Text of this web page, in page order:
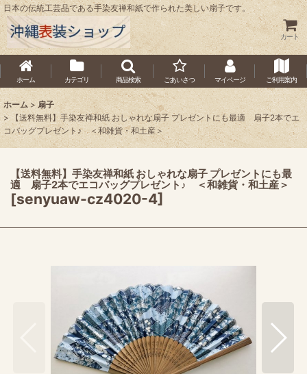
日本の伝統工芸品である手染友禅和紙で作られた美しい扇子です。
カート
ホーム カテゴリ 商品検索 ごあいさつ マイページ ご利用案内
ホーム > 扇子
> 【送料無料】手染友禅和紙 おしゃれな扇子 プレゼントにも最適 扇子2本でエ
コバッグプレゼント♪ ＜和雑貨・和土産＞
【送料無料】手染友禅和紙 おしゃれな扇子 プレゼントにも最
適 扇子2本でエコバッグプレゼント♪ ＜和雑貨・和土産＞
[senyuaw-cz4020-4]